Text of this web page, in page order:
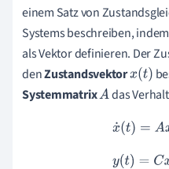
einem Satz von
Systems beschreiben,
als Vektor definieren. Der
denZustandsvektorx(t)
SystemmatrixA das
x ˙(t )=
y(t =C